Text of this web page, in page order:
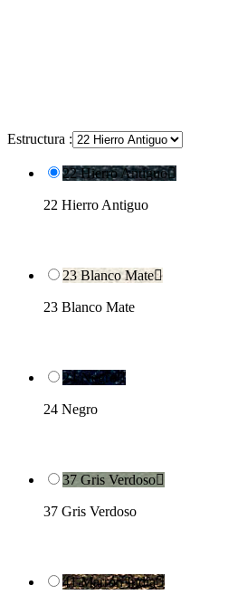
Estructura :
22 Hierro Antiguo
22 Hierro Antiguo
23 Blanco Mate
23 Blanco Mate
24 Negro
24 Negro
37 Gris Verdoso
37 Gris Verdoso
41 Marrón India